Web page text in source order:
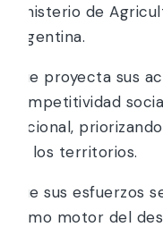
Ministerio de
Argentina.
Que proyecta sus
competitividad
nacional,
de los territorios.
Que sus esfuerzos
como motor del